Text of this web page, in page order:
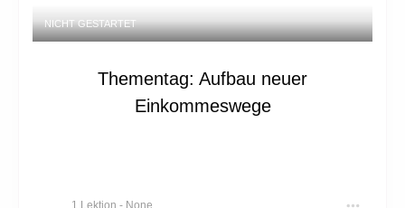
NICHT GESTARTET
Thementag: Aufbau neuer
Einkommeswege
1 Lektion - None